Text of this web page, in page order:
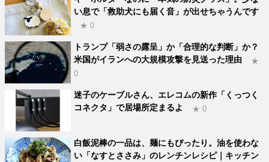
い息で「救助犬にも届く音」が出せちゃうんです
★ 0
トランプ「弱さの露呈」か「合理的な判断」か？
米国がイランへの大規模攻撃を見送った理由
★
0
迷子のケーブルさん、エレコムの新作「くっつく
コネクタ」で居場所定まるよ
★ 0
白飯泥棒の一品は、麺にもぴったり。油を使わな
い「なすとささみ」のレンチンレシピ｜キッチン